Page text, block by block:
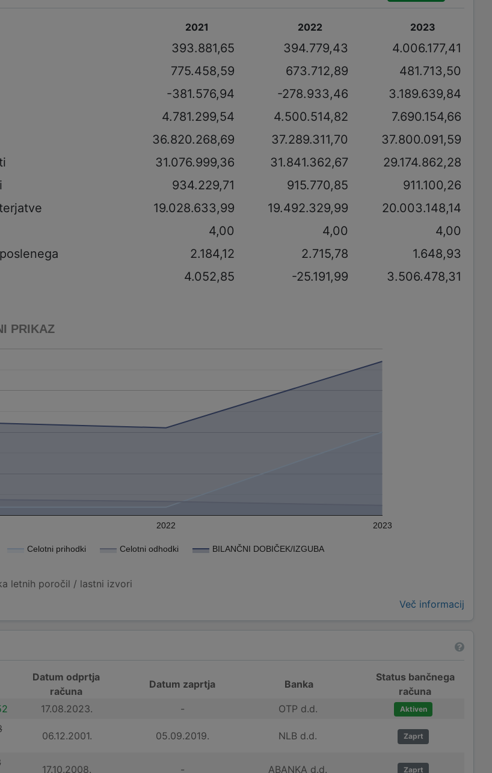
2021 2022 2023
393.881,65 394.779,43
4.006.177,41
775.458,59 673.712,89
481.713,50
-381.576,94 -278.933,46
3.189.639,84
4.781.299,54 4.500.514,82
7.690.154,66
36.820.268,69 37.289.311,70
37.800.091,59
31.076.999,36 31.841.362,67
29.174.862,28
934.229,71 915.770,85
911.100,26
19.028.633,99 19.492.329,99
20.003.148,14
4,00 4,00
4,00
2.184,12 2.715,78
1.648,93
4.052,85 -25.191,99 3.506.478,31
PRIKAZ
Celotni prihodki Celotni odhodki BILANČNI DOBIČEK/IZGUBA
2022 2023
letnih poročil / lastni izvori
Več informacij
Datum odprtja
računa
Datum zaprtja Banka
Status bančnega
računa
17.08.2023. - OTP d.d. Aktiven
06.12.2001. 05.09.2019. NLB d.d. Zaprt
17.10.2008. - ABANKA d.d. Zaprt